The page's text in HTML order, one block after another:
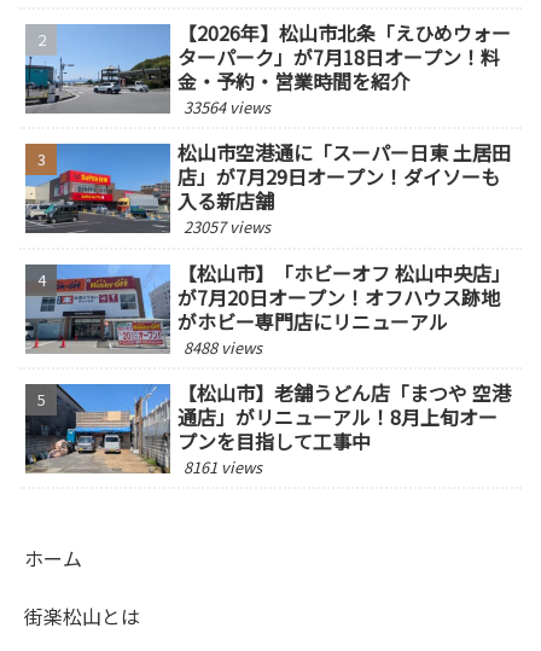
【2026年】松山市北条「えひめウォー
ターパーク」が7月18日オープン！料
金・予約・営業時間を紹介
33564 views
松山市空港通に「スーパー日東 土居田
店」が7月29日オープン！ダイソーも
入る新店舗
23057 views
【松山市】「ホビーオフ 松山中央店」
が7月20日オープン！オフハウス跡地
がホビー専門店にリニューアル
8488 views
【松山市】老舗うどん店「まつや 空港
通店」がリニューアル！8月上旬オー
プンを目指して工事中
8161 views
ホーム
街楽松山とは